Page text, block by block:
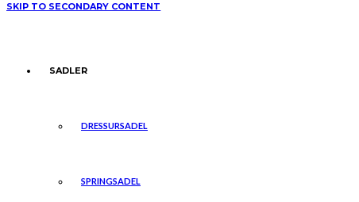
SKIP TO SECONDARY CONTENT
SADLER
DRESSURSADEL
SPRINGSADEL